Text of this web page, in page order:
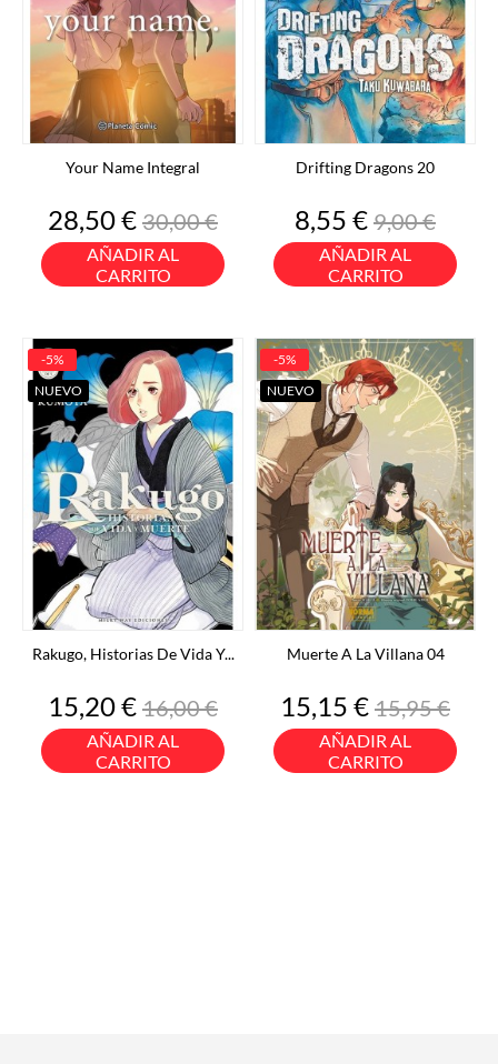
Your Name Integral
Precio
28,50 €Precio
base
30,00 €
AÑADIR AL
CARRITO
Drifting Dragons 20
Precio
8,55 €Precio
base
9,00 €
AÑADIR AL
CARRITO
Rakugo, Historias De Vida Y...
Precio
15,20 €Precio
base
16,00 €
AÑADIR AL
CARRITO
-5%
NUEVO
Muerte A La Villana 04
Precio
15,15 €Precio
base
15,95 €
AÑADIR AL
CARRITO
-5%
NUEVO